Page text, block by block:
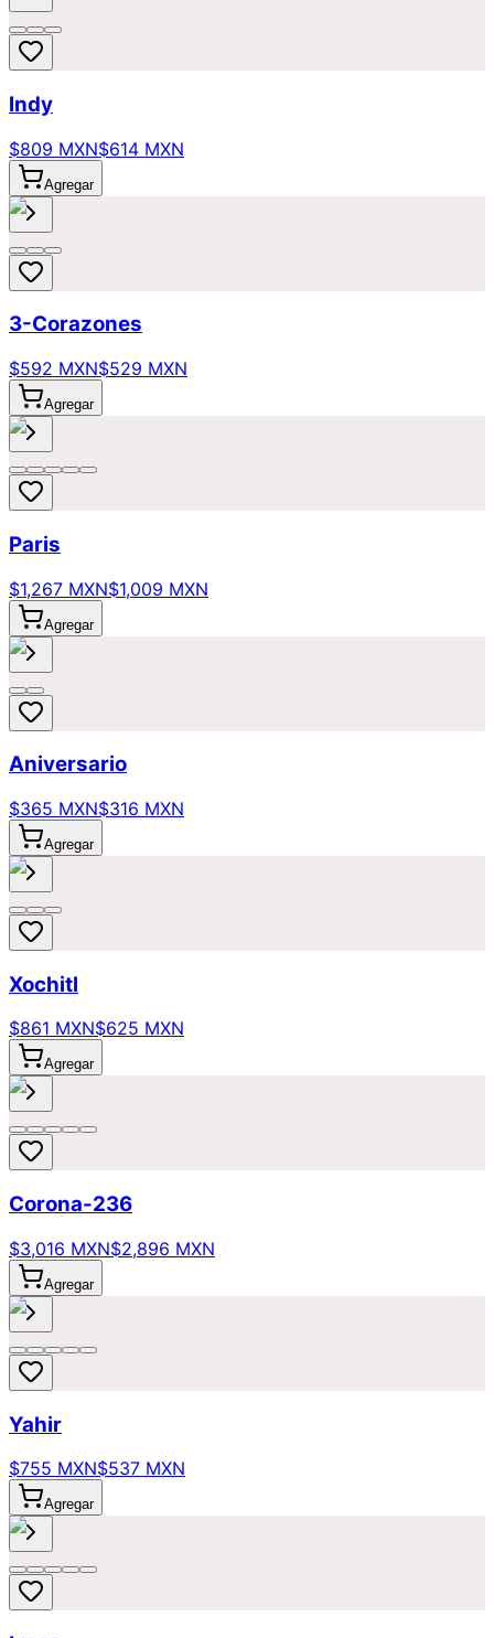
Indy
$809 MXN$614 MXN
Agregar
3-Corazones
$592 MXN$529 MXN
Agregar
Paris
$1,267 MXN$1,009 MXN
Agregar
Aniversario
$365 MXN$316 MXN
Agregar
Xochitl
$861 MXN$625 MXN
Agregar
Corona-236
$3,016 MXN$2,896 MXN
Agregar
Yahir
$755 MXN$537 MXN
Agregar